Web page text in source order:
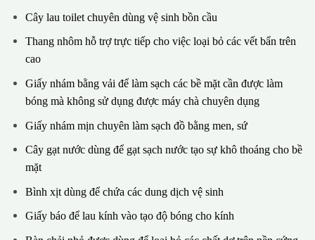
Cây lau toilet chuyên dùng vệ sinh bồn cầu
Thang nhôm hỗ trợ trực tiếp cho việc loại bỏ các vết bẩn trên
cao
Giấy nhám bằng vải để làm sạch các bề mặt cần được làm
bóng mà không sử dụng được máy chà chuyên dụng
Giấy nhám mịn chuyên làm sạch đồ bằng men, sứ
Cây gạt nước dùng để gạt sạch nước tạo sự khô thoáng cho bề
mặt
Bình xịt dùng để chứa các dung dịch vệ sinh
Giấy báo để lau kính vào tạo độ bóng cho kính